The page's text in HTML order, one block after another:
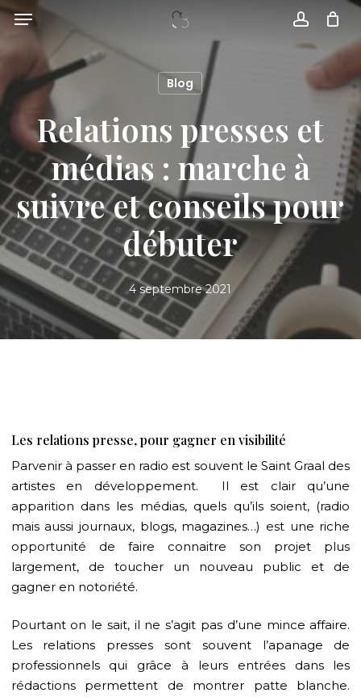
Skip
content
Menu
Blog
Relations presses et
médias : marche à
suivre et conseils pour
débuter
4 septembre 2021
Les relations presse, pour gagner en visibilité
Parvenir à passer en radio est souvent le Saint Graal des
artistes en développement.
Il est clair qu’une
apparition dans les médias, quels qu’ils soient, (radio
mais aussi journaux, blogs, magazines…) est une riche
opportunité de faire connaitre son projet plus
largement, de toucher un nouveau public et de
gagner en notoriété.
Pourtant on le sait, il ne s’agit pas d’une mince affaire.
Les relations presses sont souvent l’apanage de
professionnels qui grâce à leurs entrées dans les
rédactions permettent de montrer patte blanche.